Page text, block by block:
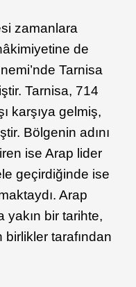
zamanlara
de
Tarnisa
Tarnisa, 714
karşıya gelmiş,
Bölgenin adını
ise Arap lider
geçirdiğinde ise
Arap
yakın bir tarihte,
birlikler tarafından